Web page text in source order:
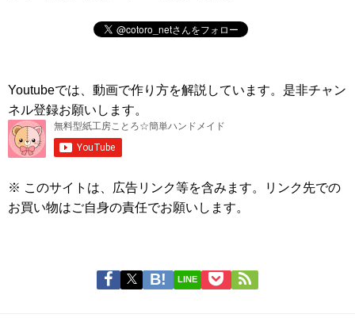
Youtubeでは、動画で作り方を解説しています。是非チャン
ネル登録お願いします。
※ このサイトは、広告リンク等を含みます。リンク先での
お買い物はご自身の責任でお願いします。
LINE